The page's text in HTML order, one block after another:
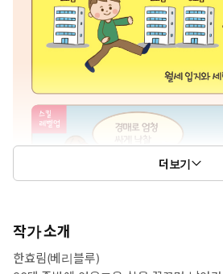
더보기
작가 소개
한효림(베리블루)